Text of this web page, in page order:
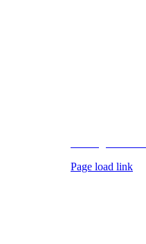
Page load link